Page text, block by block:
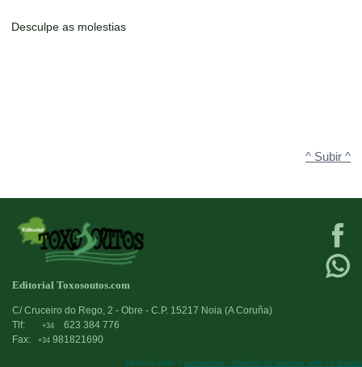
Desculpe as molestias
^ Subir ^
Editorial Toxosoutos.com
C/ Cruceiro do Rego, 2 - Obre - C.P. 15217 Noia (A Coruña)
Tlf:
+34
623 384 776
Fax:
+34 981821690
Deseño web:-> kantaronet - Deseño de páxinas web en Galicia